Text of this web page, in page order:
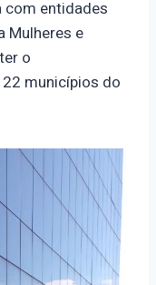
com entidades
Mulheres e
o
municípios do